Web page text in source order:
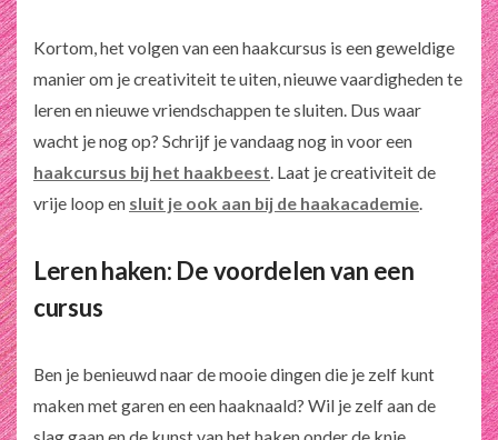
Kortom, het volgen van een haakcursus is een geweldige
manier om je creativiteit te uiten, nieuwe vaardigheden te
leren en nieuwe vriendschappen te sluiten. Dus waar
wacht je nog op? Schrijf je vandaag nog in voor een
haakcursus bij het haakbeest. Laat je creativiteit de
vrije loop en sluit je ook aan bij de haakacademie.
Leren haken: De voordelen van een
cursus
Ben je benieuwd naar de mooie dingen die je zelf kunt
maken met garen en een haaknaald? Wil je zelf aan de